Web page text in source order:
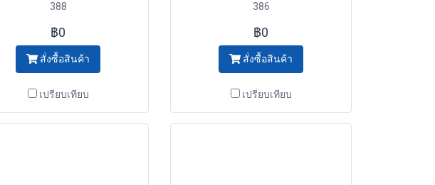
388
฿0
สั่งซื้อสินค้า
เปรียบเทียบ
386
฿0
สั่งซื้อสินค้า
เปรียบเทียบ